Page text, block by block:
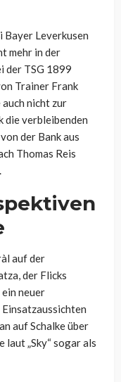
Bayer Leverkusen
mehr in der
der TSG 1899
Trainer Frank
nicht zur
die verbleibenden
der Bank aus
Thomas Reis
auf der
der Flicks
neuer
auf Schalke über
laut „Sky“ sogar als